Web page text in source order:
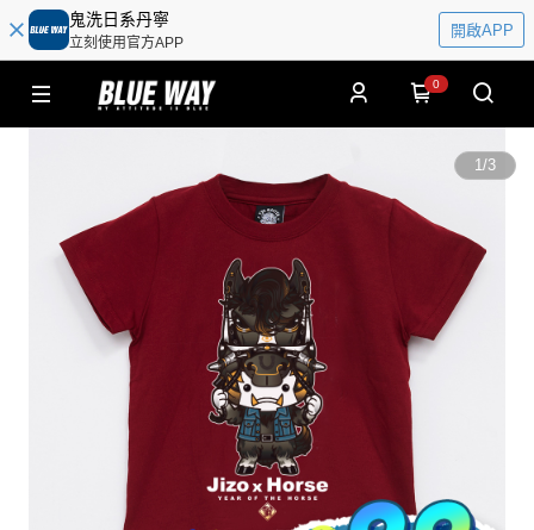
鬼洗日系丹寧
立刻使用官方APP
開啟APP
0
1/3